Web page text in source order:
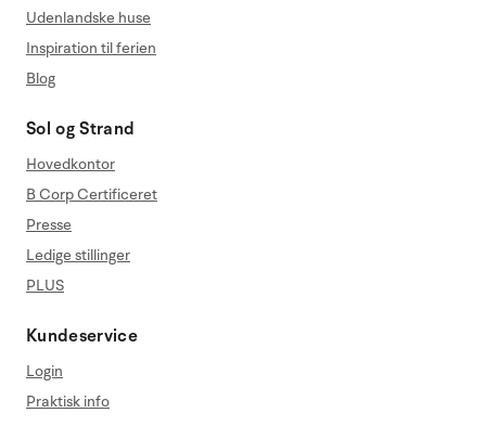
Udenlandske huse
Inspiration til ferien
Blog
Sol og Strand
Hovedkontor
B Corp Certificeret
Presse
Ledige stillinger
PLUS
Kundeservice
Login
Praktisk info